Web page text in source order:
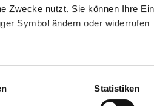
Zwecke nutzt. Sie können Ihre
Symbol ändern oder widerrufen
welche bis auf einige
Merkmalen (Fingerprinting)
verarbeitet werden, und
Statistiken
gilt: Steigen die
die Zecken aus ihren
verändert hat. Als
viel mehr Menschen in